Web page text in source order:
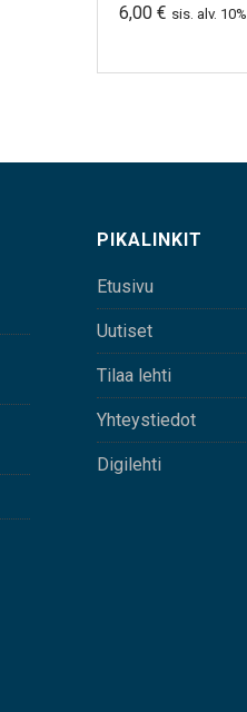
6,00 € sis. alv. 10%
PIKALINKIT
Etusivu
Uutiset
Tilaa lehti
Yhteystiedot
Digilehti